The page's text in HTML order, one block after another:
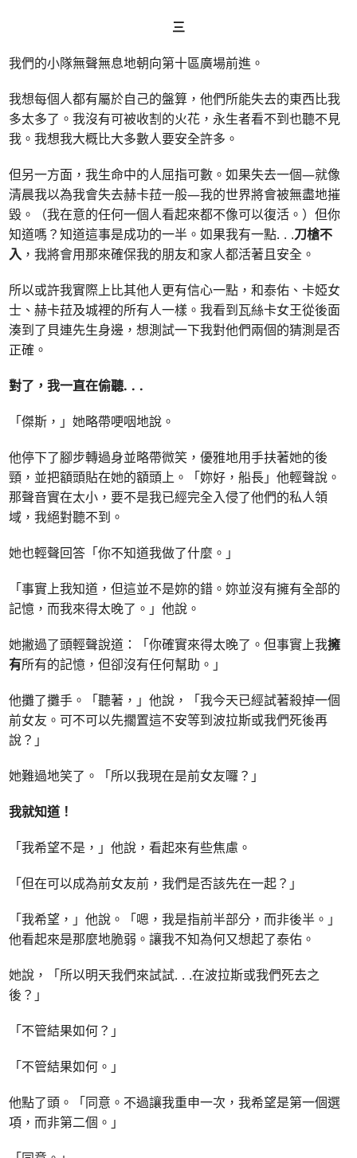
三
我們的小隊無聲無息地朝向第十區廣場前進。
我想每個人都有屬於自己的盤算，他們所能失去的東西比我
多太多了。我沒有可被收割的火花，永生者看不到也聽不見
我。我想我大概比大多數人要安全許多。
但另一方面，我生命中的人屈指可數。如果失去一個—就像
清晨我以為我會失去赫卡菈一般—我的世界將會被無盡地摧
毀。（我在意的任何一個人看起來都不像可以復活。）但你
知道嗎？知道這事是成功的一半。如果我有一點. . .刀槍不
入 ，我將會用那來確保我的朋友和家人都活著且安全。
所以或許我實際上比其他人更有信心一點，和泰佑、卡婭女
士、赫卡菈及城裡的所有人一樣。我看到瓦絲卡女王從後面
湊到了貝連先生身邊，想測試一下我對他們兩個的猜測是否
正確。
對了，我一直在偷聽. . .
「傑斯，」她略帶哽咽地說。
他停下了腳步轉過身並略帶微笑，優雅地用手扶著她的後
頸，並把額頭貼在她的額頭上。「妳好，船長」他輕聲說。
那聲音實在太小，要不是我已經完全入侵了他們的私人領
域，我絕對聽不到。
她也輕聲回答「你不知道我做了什麼。」
「事實上我知道，但這並不是妳的錯。妳並沒有擁有全部的
記憶，而我來得太晚了。」他說。
她撇過了頭輕聲說道：「你確實來得太晚了。但事實上我擁
有所有的記憶，但卻沒有任何幫助。」
他攤了攤手。「聽著，」他說，「我今天已經試著殺掉一個
前女友。可不可以先擱置這不安等到波拉斯或我們死後再
說？」
她難過地笑了。「所以我現在是前女友囉？」
我就知道！
「我希望不是，」他說，看起來有些焦慮。
「但在可以成為前女友前，我們是否該先在一起？」
「我希望，」他說。「嗯，我是指前半部分，而非後半。」
他看起來是那麼地脆弱。讓我不知為何又想起了泰佑。
她說，「所以明天我們來試試. . .在波拉斯或我們死去之
後？」
「不管結果如何？」
「不管結果如何。」
他點了頭。「同意。不過讓我重申一次，我希望是第一個選
項，而非第二個。」